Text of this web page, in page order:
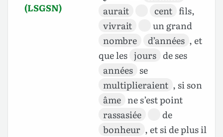
(LSGSN)
aurait
cent fils,
vivrait
un grand
nombre
d’années , et
que les jours de ses
années se
multiplieraient , si son
âme ne s’est point
rassasiée
de
bonheur , et si de plus il